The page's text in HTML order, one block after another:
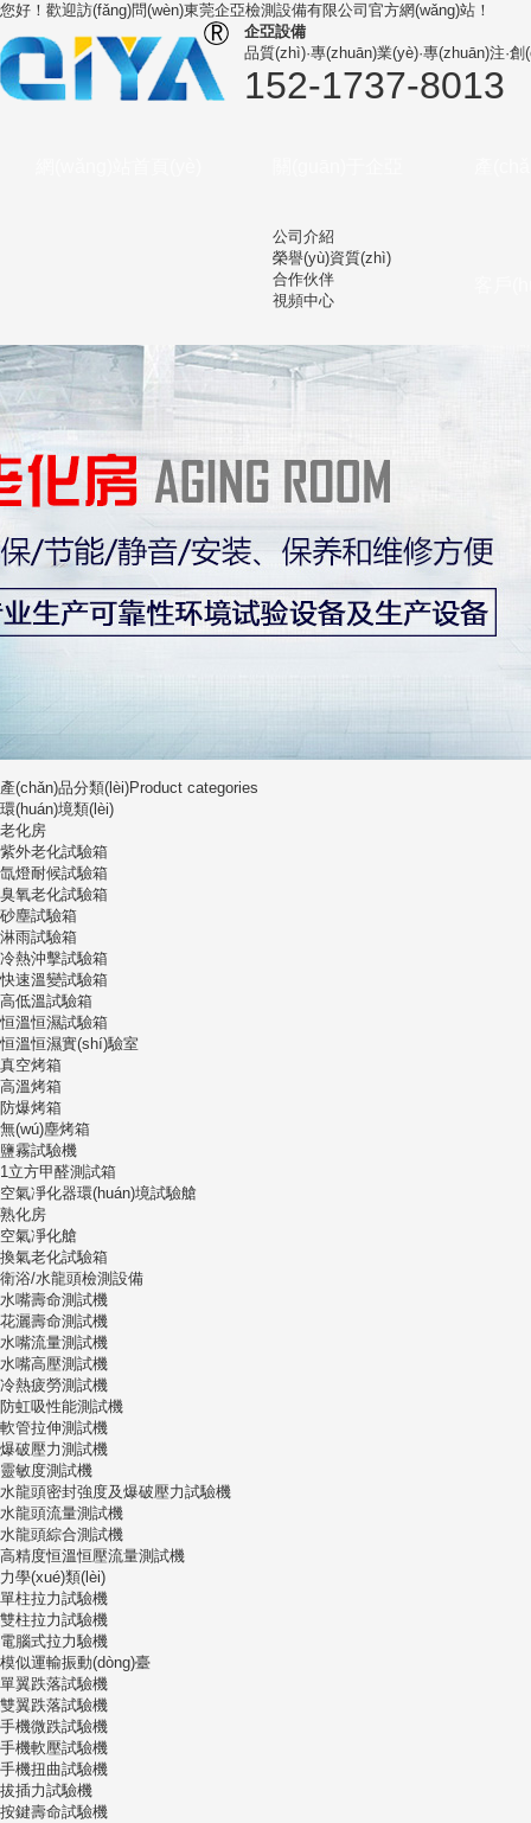
您好！歡迎訪(fǎng)問(wèn)東莞企亞檢測設備有限公司 官方網(wǎng)站！
企亞設備
品質(zhì)·專(zhuān)業(yè)·專(zhuān)注·
152-1737-8013
公司介紹
榮譽(yù)資質(zhì)
合作伙伴
視頻中心
產(chǎn)品分類(lèi)Product categories
環(huán)境類(lèi)
老化房
紫外老化試驗箱
氙燈耐候試驗箱
臭氧老化試驗箱
砂塵試驗箱
淋雨試驗箱
冷熱沖擊試驗箱
快速溫變試驗箱
高低溫試驗箱
恒溫恒濕試驗箱
恒溫恒濕實(shí)驗室
真空烤箱
高溫烤箱
防爆烤箱
無(wú)塵烤箱
鹽霧試驗機
1立方甲醛測試箱
空氣凈化器環(huán)境試驗艙
熟化房
空氣凈化艙
換氣老化試驗箱
衛浴/水龍頭檢測設備
水嘴壽命測試機
花灑壽命測試機
水嘴流量測試機
水嘴高壓測試機
冷熱疲勞測試機
防虹吸性能測試機
軟管拉伸測試機
爆破壓力測試機
靈敏度測試機
水龍頭密封強度及爆破壓力試驗機
水龍頭流量測試機
水龍頭綜合測試機
高精度恒溫恒壓流量測試機
力學(xué)類(lèi)
單柱拉力試驗機
雙柱拉力試驗機
電腦式拉力驗機
模似運輸振動(dòng)臺
單翼跌落試驗機
雙翼跌落試驗機
手機微跌試驗機
手機軟壓試驗機
手機扭曲試驗機
拔插力試驗機
按鍵壽命試驗機